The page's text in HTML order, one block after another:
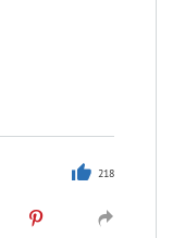
218
значениеи